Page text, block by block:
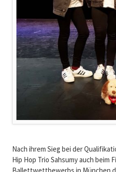
Nach ihrem Sieg bei der
Hip Hop Trio Sahsumy auch beim